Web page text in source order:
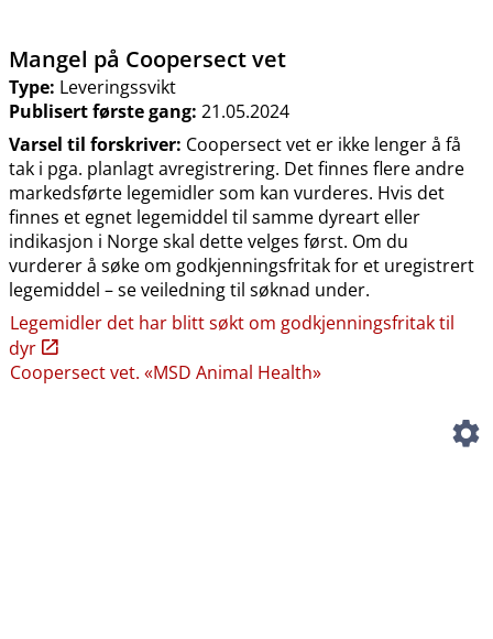
Mangel på Coopersect vet
Type: Leveringssvikt
Publisert første gang: 21.05.2024
Varsel til forskriver: Coopersect vet er ikke lenger å få
tak i pga. planlagt avregistrering. Det finnes flere andre
markedsførte legemidler som kan vurderes. Hvis det
finnes et egnet legemiddel til samme dyreart eller
indikasjon i Norge skal dette velges først. Om du
vurderer å søke om godkjenningsfritak for et uregistrert
legemiddel – se veiledning til søknad under.
Legemidler det har blitt søkt om godkjenningsfritak til
dyr
Coopersect vet. «MSD Animal Health»